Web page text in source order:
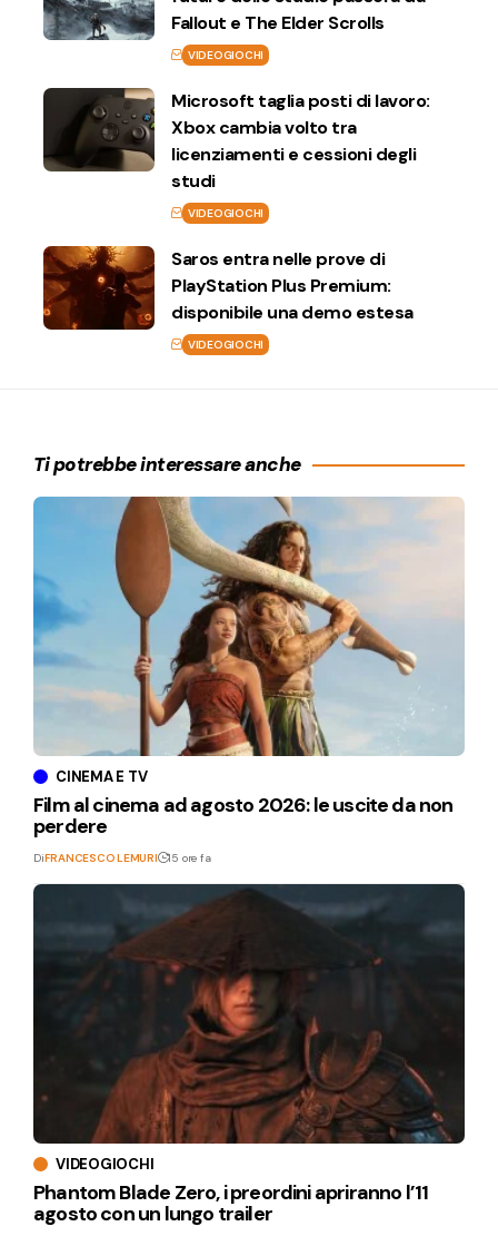
Fallout e The Elder Scrolls
VIDEOGIOCHI
Microsoft taglia posti di lavoro:
Xbox cambia volto tra
licenziamenti e cessioni degli
studi
VIDEOGIOCHI
Saros entra nelle prove di
PlayStation Plus Premium:
disponibile una demo estesa
VIDEOGIOCHI
Ti potrebbe interessare anche
CINEMA E TV
Film al cinema ad agosto 2026: le uscite da non
perdere
DiFRANCESCO LEMURI 15 ore fa
VIDEOGIOCHI
Phantom Blade Zero, i preordini apriranno l’11
agosto con un lungo trailer